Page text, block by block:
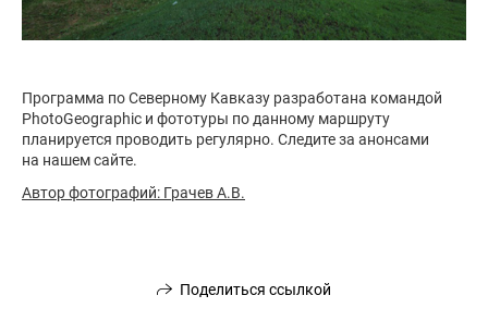
Программа по Северному Кавказу разработана командой
PhotoGeographic и фототуры по данному маршруту
планируется проводить регулярно. Следите за анонсами
на нашем сайте.
Автор фотографий: Грачев А.В.
Поделиться ссылкой